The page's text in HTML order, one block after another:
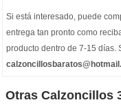
Si está interesado, puede
entrega tan pronto como
producto dentro de 7-15 días.
Otras Calzoncillos